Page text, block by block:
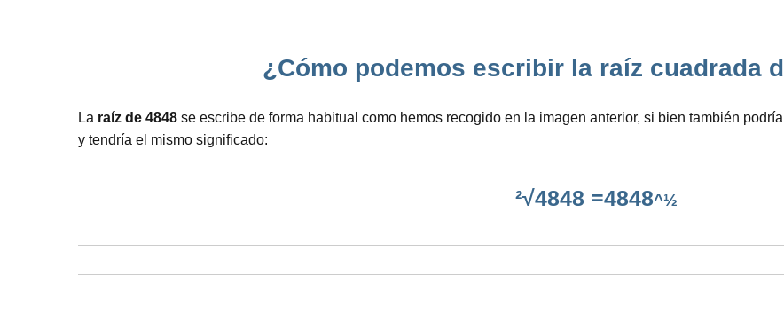
¿Cómo podemos escribir la raíz cuadrada
La raíz de 4848 se escribe de forma habitual como hemos recogido en la imagen anterior, si bien también
y tendría el mismo significado:
²√4848 =4848^½